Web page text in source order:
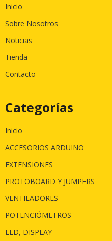
Inicio
Sobre Nosotros
Noticias
Tienda
Contacto
Categorías
Inicio
ACCESORIOS ARDUINO
EXTENSIONES
PROTOBOARD Y JUMPERS
VENTILADORES
POTENCIÓMETROS
LED, DISPLAY